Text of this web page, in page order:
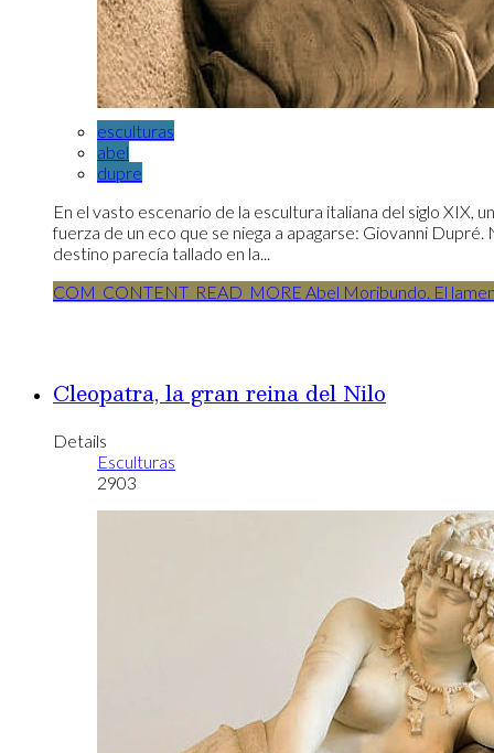
esculturas
abel
dupre
En el vasto escenario de la escultura italiana del siglo XIX,
fuerza de un eco que se niega a apagarse: Giovanni Dupré.
destino parecía tallado en la...
COM_CONTENT_READ_MORE Abel Moribundo. El
Cleopatra, la gran reina del Nilo
Details
Esculturas
2903